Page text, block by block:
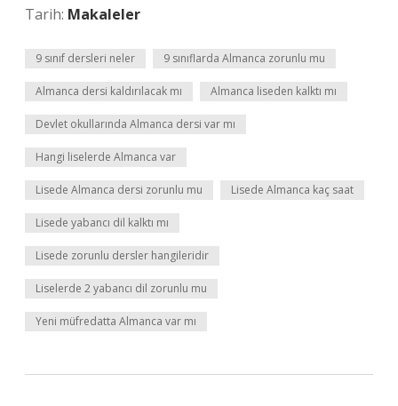
Tarih: Makaleler
9 sınıf dersleri neler 9 sınıflarda Almanca zorunlu mu
Almanca dersi kaldırılacak mı Almanca liseden kalktı mı
Devlet okullarında Almanca dersi var mı
Hangi liselerde Almanca var
Lisede Almanca dersi zorunlu mu Lisede Almanca kaç saat
Lisede yabancı dil kalktı mı
Lisede zorunlu dersler hangileridir
Liselerde 2 yabancı dil zorunlu mu
Yeni müfredatta Almanca var mı